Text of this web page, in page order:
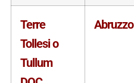
Terre
Tollesi o
Tullum
Abruzzo